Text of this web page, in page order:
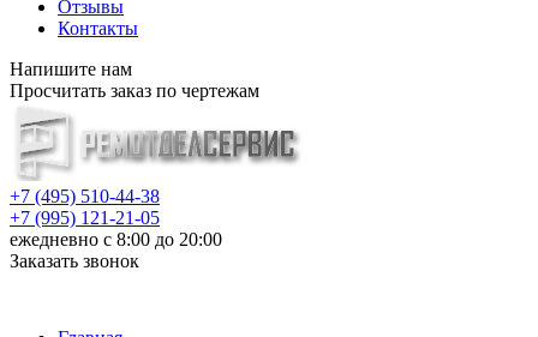
Отзывы
Контакты
Напишите нам
Просчитать заказ по чертежам
+7 (495) 510-44-38
+7 (995) 121-21-05
ежедневно с 8:00 до 20:00
Заказать звонок